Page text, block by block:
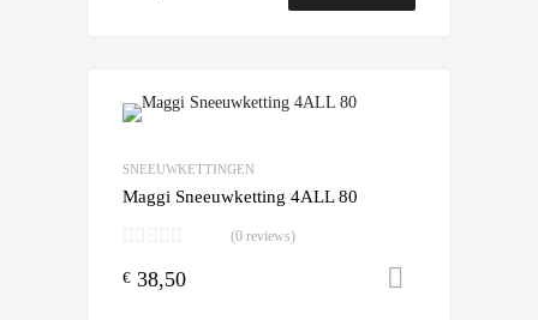
SNEEUWKETTINGEN
Maggi Sneeuwketting 4ALL 80
(0 reviews)
€ 38,50